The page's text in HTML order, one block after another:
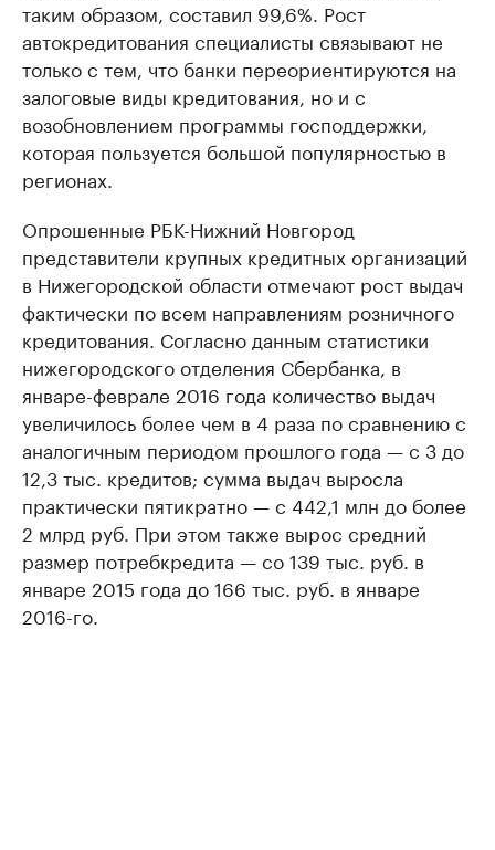
таким образом, составил 99,6%. Рост
автокредитования специалисты связывают не
только с тем, что банки переориентируются на
залоговые виды кредитования, но и с
возобновлением программы господдержки,
которая пользуется большой популярностью в
регионах.
Опрошенные РБК-Нижний Новгород
представители крупных кредитных организаций
в Нижегородской области отмечают рост выдач
фактически по всем направлениям розничного
кредитования. Согласно данным статистики
нижегородского отделения Сбербанка, в
январе-феврале 2016 года количество выдач
увеличилось более чем в 4 раза по сравнению с
аналогичным периодом прошлого года — с 3 до
12,3 тыс. кредитов; сумма выдач выросла
практически пятикратно — с 442,1 млн до более
2 млрд руб. При этом также вырос средний
размер потребкредита ​— со 139 тыс. руб. в
январе 2015 года до 166 тыс. руб. в январе
2016-го.